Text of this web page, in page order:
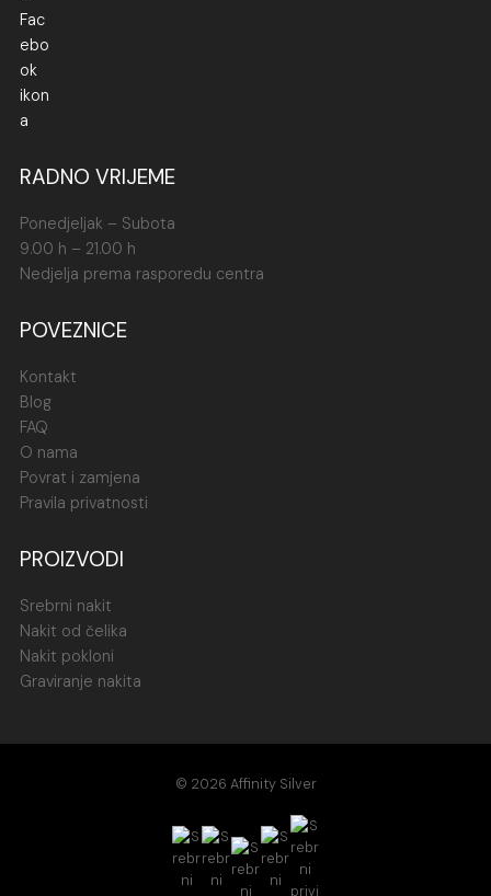
RADNO VRIJEME
Ponedjeljak – Subota
9.00 h – 21.00 h
Nedjelja prema rasporedu centra
POVEZNICE
Kontakt
Blog
FAQ
O nama
Povrat i zamjena
Pravila privatnosti
PROIZVODI
Srebrni nakit
Nakit od čelika
Nakit pokloni
Graviranje nakita
© 2026 Affinity Silver